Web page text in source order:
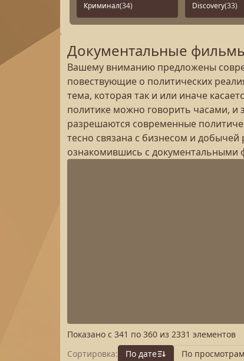
Криминал(34) Discovery(33)
Документальные
Вашему вниманию предложены
повествующие о политических
тема, которая так и или иначе
политике можно говорить часами, и
разрешаются современные
тесно связана с бизнесом и
ознакомившись с документальными
Показано с 341 по 360 из 2331 элементов
Сортировка:
По дате По просмотрам